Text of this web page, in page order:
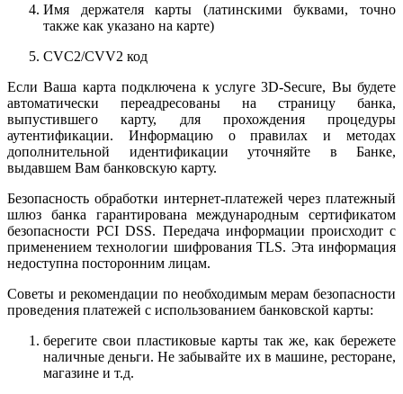
Имя держателя карты (латинскими буквами, точно
также как указано на карте)
CVC2/CVV2 код
Если Ваша карта подключена к услуге 3D-Secure, Вы будете
автоматически переадресованы на страницу банка,
выпустившего карту, для прохождения процедуры
аутентификации. Информацию о правилах и методах
дополнительной идентификации уточняйте в Банке,
выдавшем Вам банковскую карту.
Безопасность обработки интернет-платежей через платежный
шлюз банка гарантирована международным сертификатом
безопасности PCI DSS. Передача информации происходит с
применением технологии шифрования TLS. Эта информация
недоступна посторонним лицам.
Советы и рекомендации по необходимым мерам безопасности
проведения платежей с использованием банковской карты:
берегите свои пластиковые карты так же, как бережете
наличные деньги. Не забывайте их в машине, ресторане,
магазине и т.д.